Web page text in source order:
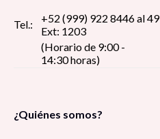
Tel.:
+52 (999) 922 8446 al 49
Ext: 1203
(Horario de 9:00 -
14:30 horas)
¿Quiénes somos?